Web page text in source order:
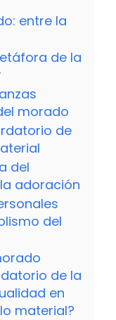
entre la
de la
morado
de
del
adoración
del
de la
en
material?